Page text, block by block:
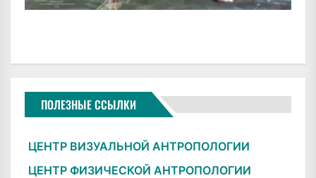
ПОЛЕЗНЫЕ ССЫЛКИ
ЦЕНТР ВИЗУАЛЬНОЙ АНТРОПОЛОГИИ
ЦЕНТР ФИЗИЧЕСКОЙ АНТРОПОЛОГИИ